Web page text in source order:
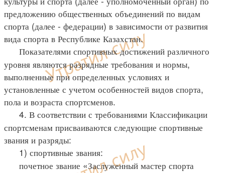
предложению общественных объединений по видам
спорта (далее - федерации) в зависимости от развития
вида спорта в Республике Казахстан.
Показателями спортивных достижений различного
уровня являются разрядные требования и нормы,
выполненные при определенных условиях и
установленные с учетом особенностей видов спорта,
пола и возраста спортсменов.
4. В соответствии с требованиями Классификации
спортсменам присваиваются следующие спортивные
звания и разряды:
1) спортивные звания:
почетное звание «Заслуженный мастер спорта